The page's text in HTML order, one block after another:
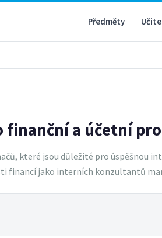
Předměty
finanční a účetní
které jsou důležité pro úspěšnou
financí jako interních konzultantů